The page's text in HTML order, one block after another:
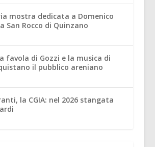
mostra dedicata a Domenico
San Rocco di Quinzano
favola di Gozzi e la musica di
il pubblico areniano
la CGIA: nel 2026 stangata